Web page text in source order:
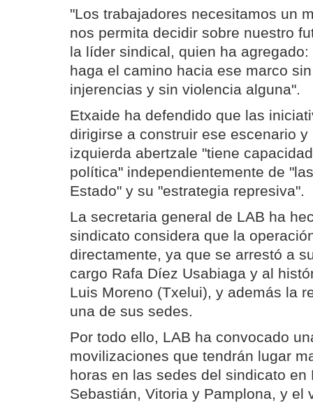
"Los trabajadores necesitamos un
nos permita decidir sobre nuestro
la líder sindical, quien ha
haga el camino hacia ese marco
injerencias y sin violencia alguna".
Etxaide ha defendido que las
dirigirse a construir ese escenario
izquierda abertzale "tiene
política" independientemente de
Estado" y su "estrategia represiva".
La secretaria general de LAB ha
sindicato considera que la
directamente, ya que se arrestó a
cargo Rafa Díez Usabiaga y al
Luis Moreno (Txelui), y además la
una de sus sedes.
Por todo ello, LAB ha convocado
movilizaciones que tendrán lugar
horas en las sedes del sindicato en
Sebastián, Vitoria y Pamplona, y el